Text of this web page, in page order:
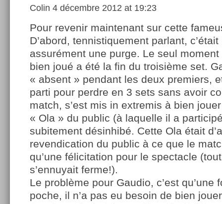
Colin 4 décembre 2012 at 19:23
Pour revenir maintenant sur cette
D’abord, tennistiquement parlant, c’était
assurément une purge. Le seul
bien joué a été la fin du troisième set.
« absent » pendant les deux premiers,
parti pour perdre en 3 sets sans avoir
match, s’est mis in extremis à bien
« Ola » du public (à laquelle il a
subitement désinhibé. Cette Ola était
revendication du public à ce que le
qu’une félicitation pour le spectacle
s’ennuyait ferme!).
Le problème pour Gaudio, c’est qu’une
poche, il n’a pas eu besoin de bien